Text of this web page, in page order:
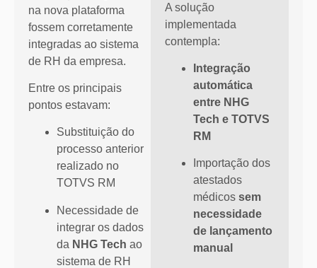
na nova plataforma
fossem corretamente
integradas ao sistema
de RH da empresa.
Entre os principais
pontos estavam:
Substituição do
processo anterior
realizado no
TOTVS RM
Necessidade de
integrar os dados
da NHG Tech ao
sistema de RH
A solução
implementada
contempla:
Integração
automática
entre NHG
Tech e TOTVS
RM
Importação dos
atestados
médicossem
necessidade
de lançamento
manual